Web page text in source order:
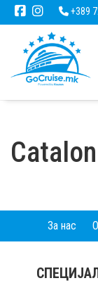
+389
За нас